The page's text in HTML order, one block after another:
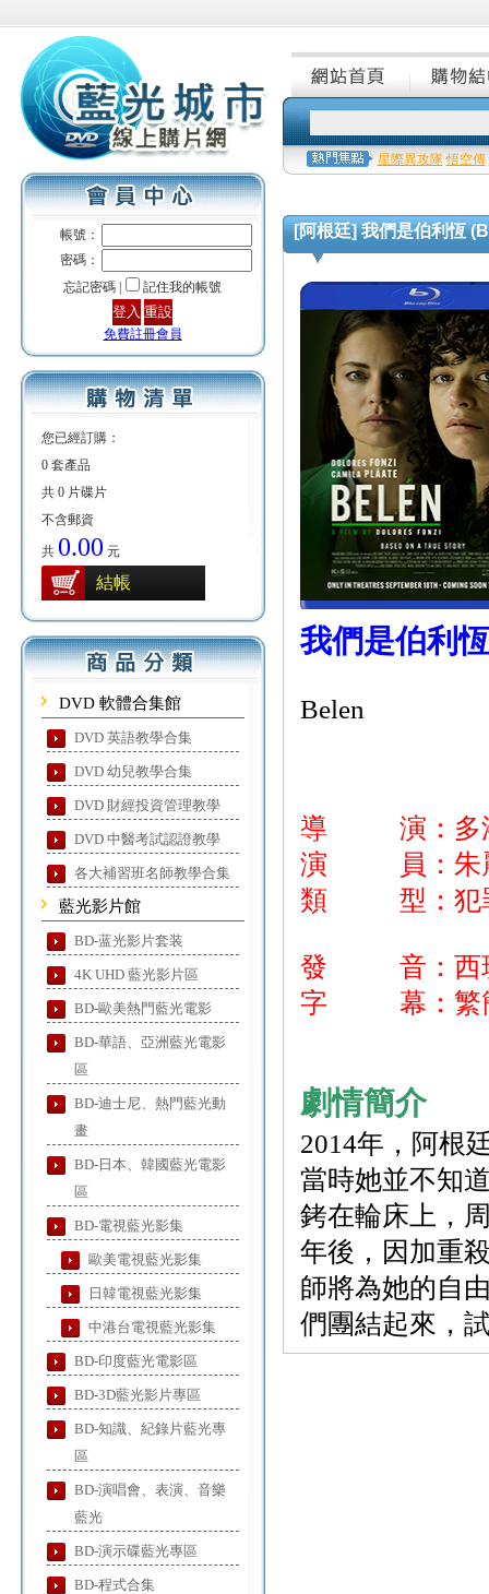
帳號：
密碼：
忘記密碼 |
記住我的帳號
免費註冊會員
您已經訂購：
0 套產品
共 0 片碟片
不含郵資
共 0.00 元
結帳
DVD 軟體合集館
DVD 英語教學合集
DVD 幼兒教學合集
DVD 財經投資管理教學
DVD 中醫考試認證教學
各大補習班名師教學合集
藍光影片館
BD-蓝光影片套装
4K UHD 藍光影片區
BD-歐美熱門藍光電影
BD-華語、亞洲藍光電影
區
BD-迪士尼、熱門藍光動
畫
BD-日本、韓國藍光電影
區
BD-電視藍光影集
歐美電視藍光影集
日韓電視藍光影集
中港台電視藍光影集
BD-印度藍光電影區
BD-3D藍光影片專區
BD-知識、紀錄片藍光專
區
BD-演唱會、表演、音樂
藍光
BD-演示碟藍光專區
BD-程式合集
星際異攻隊 悟空傳
[阿根廷] 我們是伯利恆
我們是伯利恆
Belen
導 演：多洛
演 員：朱麗
類 型：犯
發 音：西
字 幕：繁簡
劇情簡介
2014年，阿根
當時她並不知
銬在輪床上，
年後，因加重
師將為她的自
們團結起來，